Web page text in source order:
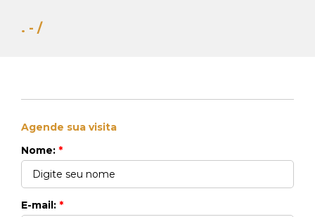
41 99270-3712
Whats Venda
. - /
Agende sua visita
Nome: *
E-mail: *